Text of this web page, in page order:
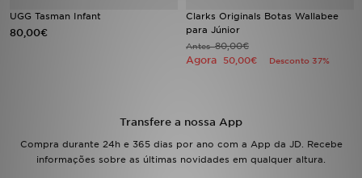
UGG Tasman Infant
80,00€
Clarks Originals Botas Wallabee
para Júnior
Antes80,00€
Agora 50,00€ Desconto 37%
Transfere a nossa App
Compra durante 24h e 365 dias por ano com a App da JD. Recebe
informações sobre as últimas novidades em qualquer altura.